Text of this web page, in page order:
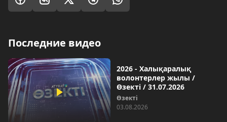
Последние видео
2026 - Халықаралық
волонтерлер жылы /
Өзекті / 31.07.2026
Өзекті
03.08.2026